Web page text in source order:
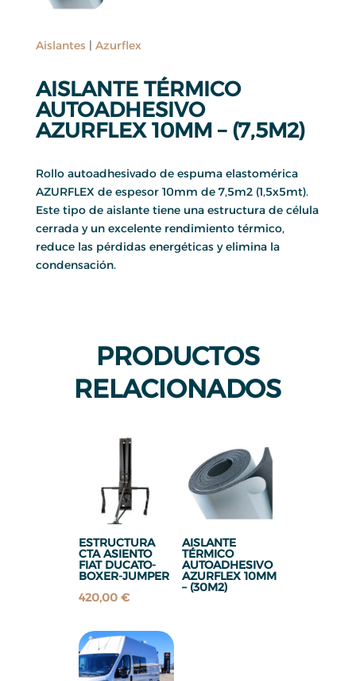
Aislantes | Azurflex
AISLANTE TÉRMICO
AUTOADHESIVO
AZURFLEX 10MM – (7,5M2)
Rollo autoadhesivado de espuma elastomérica
AZURFLEX de espesor 10mm de 7,5m2 (1,5x5mt).
Este tipo de aislante tiene una estructura de célula
cerrada y un excelente rendimiento térmico,
reduce las pérdidas energéticas y elimina la
condensación.
PRODUCTOS
RELACIONADOS
ESTRUCTURA
CTA ASIENTO
FIAT DUCATO-
BOXER-JUMPER
420,00 €
AISLANTE
TÉRMICO
AUTOADHESIVO
AZURFLEX 10MM
– (30M2)